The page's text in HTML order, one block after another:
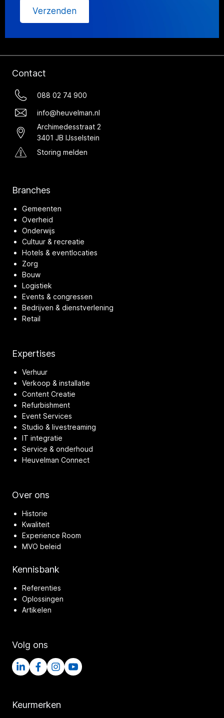
Verzenden
Contact
088 02 74 900
info@heuvelman.nl
Archimedesstraat 2
3401 JB IJsselstein
Storing melden
Branches
Gemeenten
Overheid
Onderwijs
Cultuur & recreatie
Hotels & eventlocaties
Zorg
Bouw
Logistiek
Events & congressen
Bedrijven & dienstverlening
Retail
Expertises
Verhuur
Verkoop & installatie
Content Creatie
Refurbishment
Event Services
Studio & livestreaming
IT integratie
Service & onderhoud
Heuvelman Connect
Over ons
Historie
Kwaliteit
Experience Room
MVO beleid
Kennisbank
Referenties
Oplossingen
Artikelen
Volg ons
Keurmerken